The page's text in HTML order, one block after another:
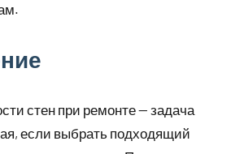
стен при ремонте — задача
если выбрать подходящий